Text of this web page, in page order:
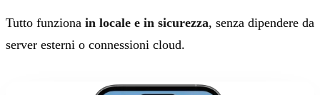
Tutto funziona in locale e in sicurezza, senza dipendere da
server esterni o connessioni cloud.